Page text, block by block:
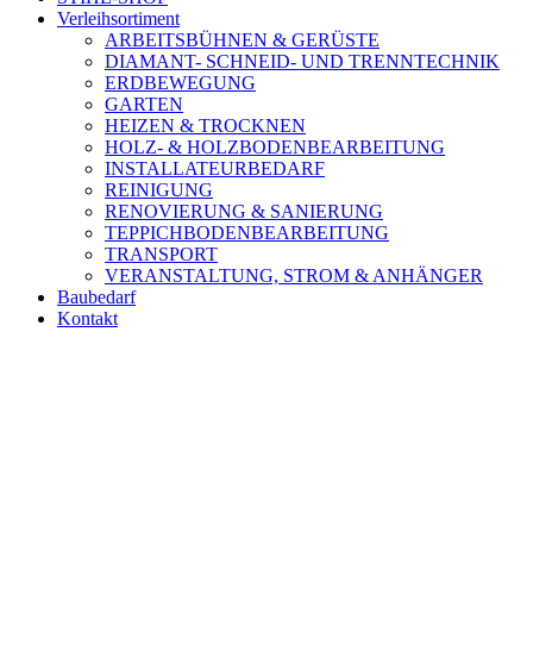
Verleihsortiment
ARBEITSBÜHNEN & GERÜSTE
DIAMANT- SCHNEID- UND TRENNTECHNIK
ERDBEWEGUNG
GARTEN
HEIZEN & TROCKNEN
HOLZ- & HOLZBODENBEARBEITUNG
INSTALLATEURBEDARF
REINIGUNG
RENOVIERUNG & SANIERUNG
TEPPICHBODENBEARBEITUNG
TRANSPORT
VERANSTALTUNG, STROM & ANHÄNGER
Baubedarf
Kontakt